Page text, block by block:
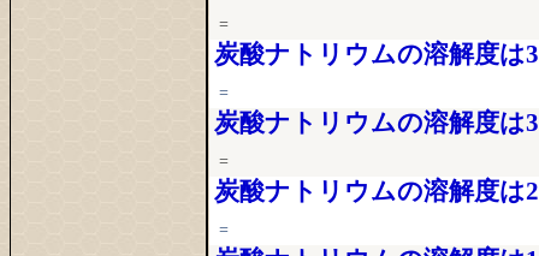
=
炭酸ナトリウムの溶解度は
=
炭酸ナトリウムの溶解度は
=
炭酸ナトリウムの溶解度は
=